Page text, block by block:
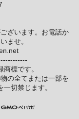
ざいます。お電話か
ませ。
標です。
の全てまたは一部を
切禁じます。